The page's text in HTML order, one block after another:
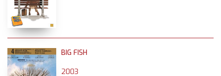
BIG FISH
2003